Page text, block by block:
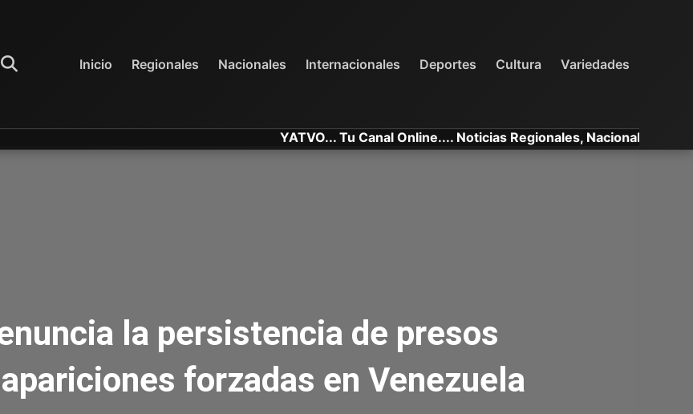
Inicio Regionales Nacionales Internacionales Deportes Cultura Variedades
YATVO... Tu Canal Online.... Noticias Regionales, Nacionales e
la persistencia de presos
forzadas en Venezuela